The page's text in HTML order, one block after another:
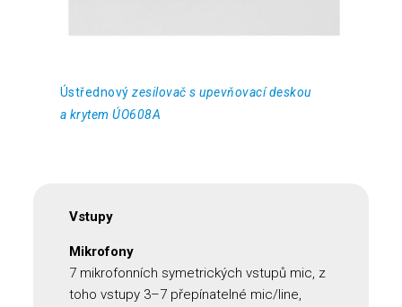
Ústřednový zesilovač s upevňovacídeskou
a krytem ÚO608A
Vstupy
Mikrofony
7 mikrofonních symetrických vstupů mic, z
toho vstupy 3–7 přepínatelné mic/line,